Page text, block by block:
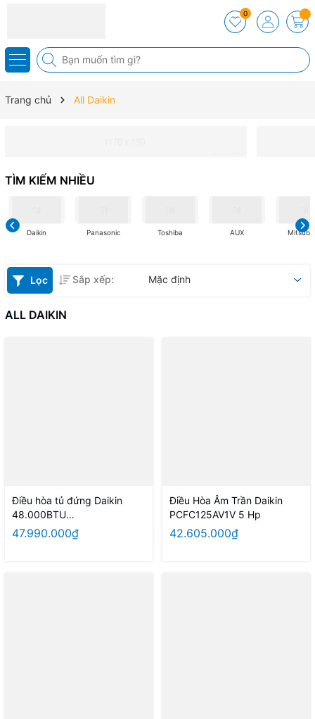
0
Trang chủ All Daikin
TÌM KIẾM NHIỀU
Daikin Panasonic Toshiba AUX
Lọc Sắp xếp: Mặc định
ALL DAIKIN
Điều hòa tủ đứng Daikin
48.000BTU
FVC140AV1V/RC140AGY1V 3
47.990.000₫
Điều Hòa Âm Trần Daikin
PCFC125AV1V 5 Hp
42.605.000₫